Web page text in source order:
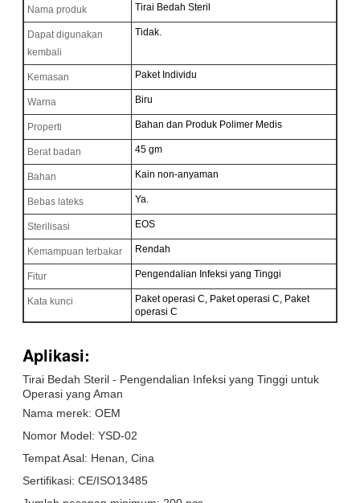
Nama produk Tirai Bedah Steril
Dapat digunakan
kembali
Tidak.
Kemasan Paket Individu
Warna Biru
Properti Bahan dan Produk Polimer Medis
Berat badan 45 gm
Bahan Kain non-anyaman
Bebas lateks Ya.
Sterilisasi EOS
Kemampuan terbakar Rendah
Fitur Pengendalian Infeksi yang Tinggi
Kata kunci
Paket operasi C, Paket operasi C, Paket
operasi C
Aplikasi:
Tirai Bedah Steril - Pengendalian Infeksi yang Tinggi untuk
Operasi yang Aman
Nama merek: OEM
Nomor Model: YSD-02
Tempat Asal: Henan, Cina
Sertifikasi: CE/ISO13485